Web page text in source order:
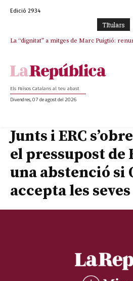
Edició 2934
TItulars
La “dignitat” a mitges de Marc Puigtió:
Els Països Catalans al teu abast
Divendres, 07 de agost del 2026
Junts i ERC
el pressupost de
una abstenció si
accepta les